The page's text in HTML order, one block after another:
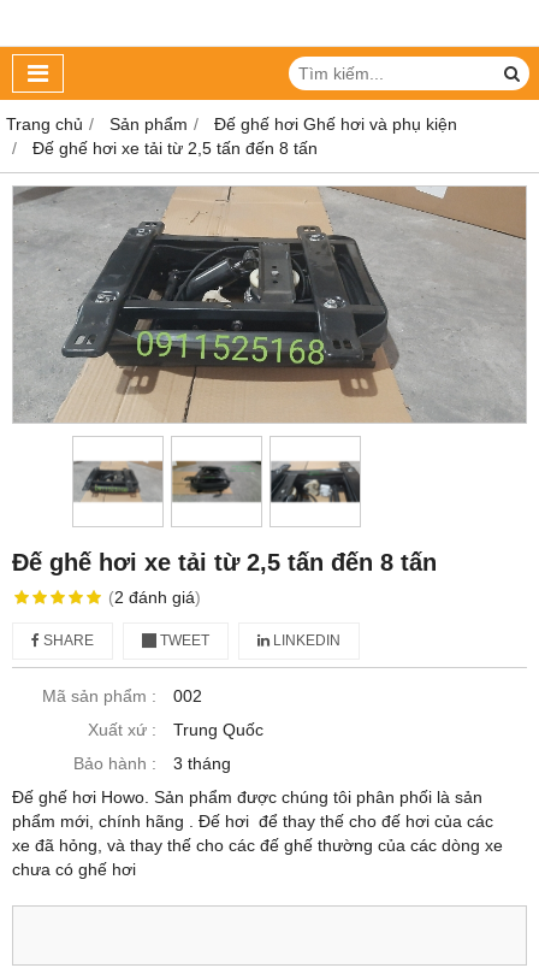
Trang chủ Sản phẩm
Đế ghế hơi Ghế hơi và phụ kiện
Đế ghế hơi xe tải từ 2,5 tấn đến 8 tấn
Đế ghế hơi xe tải từ 2,5 tấn đến 8 tấn
(2 đánh giá)
SHARE TWEET LINKEDIN
Mã sản phẩm :
002
Xuất xứ :
Trung Quốc
Bảo hành :
3 tháng
Đế ghế hơi Howo. Sản phẩm được chúng tôi phân phối là sản
phẩm mới, chính hãng . Đế hơi để thay thế cho đế hơi của các
xe đã hỏng, và thay thế cho các đế ghế thường của các dòng xe
chưa có ghế hơi